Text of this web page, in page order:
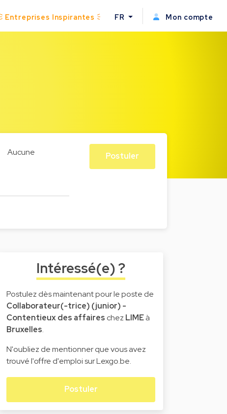
Entreprises Inspirantes FR Mon compte
Aucune
Postuler
Intéressé(e) ?
Postulez dès maintenant pour le poste de
Collaborateur(-trice) (junior) -
Contentieux des affaires chez LIMEà
Bruxelles.
N'oubliez de mentionner que vous avez
trouvé l'offre d'emploi sur Lexgo.be.
Postuler